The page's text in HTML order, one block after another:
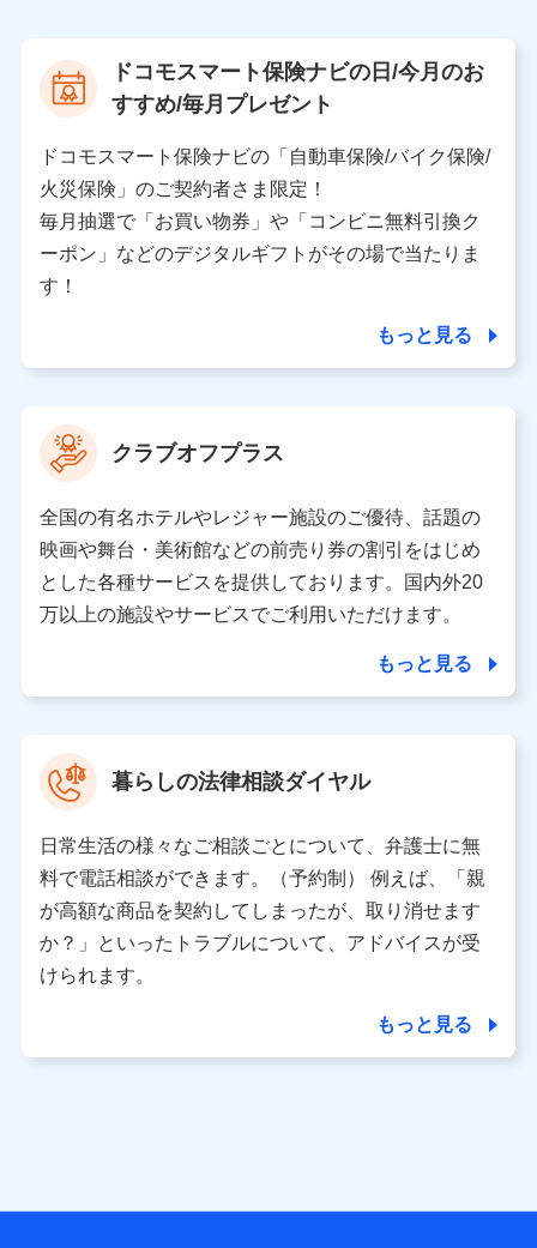
当社又は株式会社NTTドコモが提供する保険関連サービ
スにおけるユーザ登録受付および管理のため
を受けている保険会社・提携会社の保険その他に関する
情報を提供するため、また維持管理等の委託業務遂行の
ため、またそれらに付帯、関連する当社、株式会社NTT
ドコモおよび提携会社のサービスを案内、提供するため
（各サービスで取得したサービス利用履歴、ウェブサイ
トの閲覧履歴、購買履歴、ご契約内容等のパーソナルデ
ータを分析して、お客さまの趣味・嗜好・傾向に応じた
上記に係る案内・手続き・管理等付帯業務を行うため
【当該個人データの管理について責任を有する者の名称・住
所・代表者名】
当該個人データを取り扱う各共同利用者（詳細は次のとお
り）
東京都千代田区永田町2丁目11番1号 山王パークタワー
株式会社NTTドコモ 代表取締役社長 前田 義晃
東京都中央区日本橋人形町2-14-10 アーバンネット日本橋
ビル 3F
※ 当社および株式会社NTTドコモは、お客さまの情報を利
データ憲章」に定める行動原則を順守します 。
※ パーソナルデータダッシュボードの「第三者提供の管
理」の設定状態にかかわらず、共同利用する場合がありま
※ dポイントクラブ会員ではないお客さま（2019年12月11
日以降、一度もdポイントクラブ会員であったことがないお
個人データは、こちら の利用目的の範囲内に限って共同利
用します。
ドコモスマート保険ナビの日/今月のお
すすめ/毎月プレゼント
ドコモスマート保険ナビの「自動車保険/バイク保険/
火災保険」のご契約者さま限定！
毎月抽選で「お買い物券」や「コンビニ無料引換ク
ーポン」などのデジタルギフトがその場で当たりま
す！
もっと見る
クラブオフプラス
全国の有名ホテルやレジャー施設のご優待、話題の
映画や舞台・美術館などの前売り券の割引をはじめ
とした各種サービスを提供しております。国内外20
万以上の施設やサービスでご利用いただけます。
もっと見る
暮らしの法律相談ダイヤル
日常生活の様々なご相談ごとについて、弁護士に無
料で電話相談ができます。（予約制） 例えば、「親
が高額な商品を契約してしまったが、取り消せます
か？」といったトラブルについて、アドバイスが受
けられます。
もっと見る